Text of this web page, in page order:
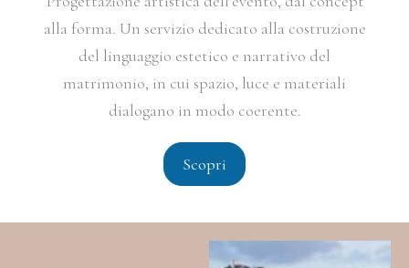
alla forma. Un servizio dedicato alla costruzione
del linguaggio estetico e narrativo del
matrimonio, in cui spazio, luce e materiali
dialogano in modo coerente.
Scopri